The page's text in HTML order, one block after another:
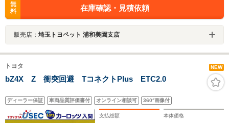
無
料
在庫確認・見積依頼
販売店： 埼玉トヨペット 浦和美園支店
トヨタ NEW
bZ4X Z 衝突回避 TコネクトPlus ETC2.0
ディーラー保証 車両品質評価書付 オンライン相談可 360°画像付
支払総額 本体価格